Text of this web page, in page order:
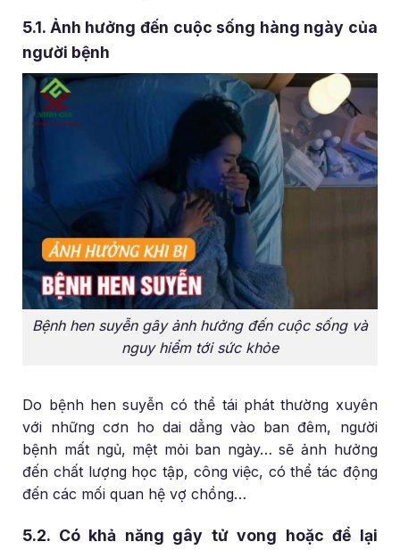
5.1. Ảnh hưởng đến cuộc sống hàng ngày của
người bệnh
Bệnh hen suyễn gây ảnh hưởng đến cuộc sống và
nguy hiểm tới sức khỏe
Do bệnh hen suyễn có thể tái phát thường xuyên
với những cơn ho dai dẳng vào ban đêm, người
bệnh mất ngủ, mệt mỏi ban ngày… sẽ ảnh hưởng
đến chất lượng học tập, công việc, có thể tác động
đến các mối quan hệ vợ chồng…
5.2. Có khả năng gây tử vong hoặc để lại